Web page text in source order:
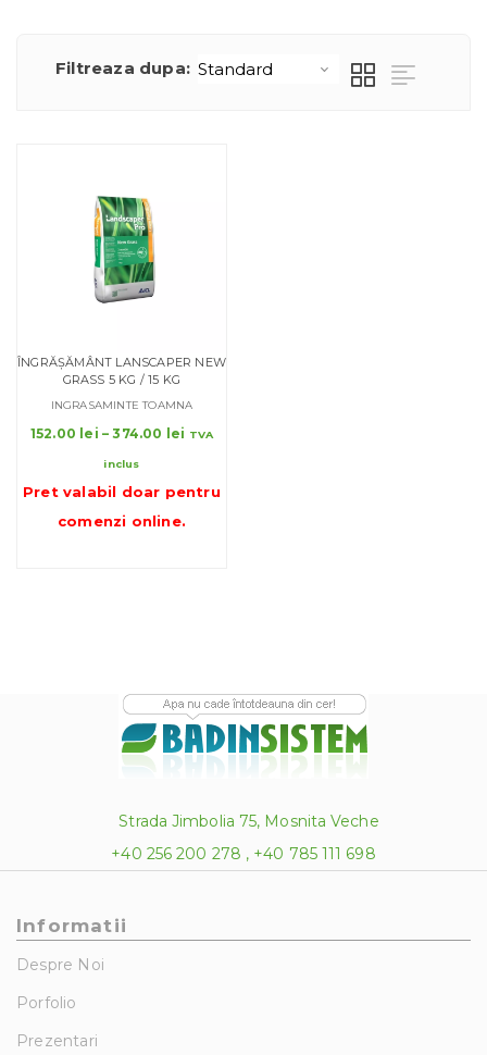
Filtreaza dupa:
ÎNGRĂȘĂMÂNT LANSCAPER NEW
GRASS 5 KG / 15 KG
INGRASAMINTE TOAMNA
152.00 lei – 374.00 lei
152.00 lei
TVA
inclus
Pret valabil doar pentru
comenzi online.
Strada Jimbolia 75, Mosnita Veche
+40 256 200 278 , +40 785 111 698
Informatii
Despre Noi
Porfolio
Prezentari